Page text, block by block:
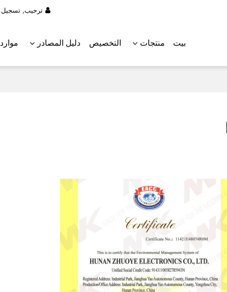
ترحيب, تسجيل
بيت منتجات التخصيص دليل المصادر موارد